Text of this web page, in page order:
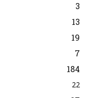
3
13
19
7
184
22